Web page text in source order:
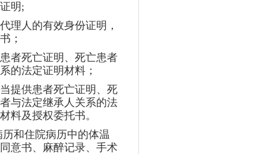
明;
理人的有效身份证明，
；
者死亡证明、死亡患者
的法定证明材料；
提供患者死亡证明、死
与法定继承人关系的法
料及授权委托书。
和住院病历中的体温
意书、麻醉记录、手术